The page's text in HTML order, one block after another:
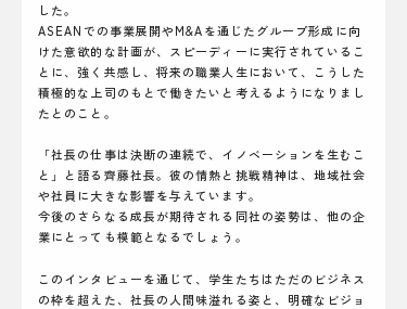
した。
ASEANでの事業展開やM&Aを通じたグループ形成に向
けた意欲的な計画が、スピーディーに実行されているこ
とに、強く共感し、将来の職業人生において、こうした
積極的な上司のもとで働きたいと考えるようになりまし
たとのこと。
「社長の仕事は決断の連続で、イノベーションを生むこ
と」と語る齊藤社長。彼の情熱と挑戦精神は、地域社会
や社員に大きな影響を与えています。
今後のさらなる成長が期待される同社の姿勢は、他の企
業にとっても模範となるでしょう。
このインタビューを通じて、学生たちはただのビジネス
の枠を超えた、社長の人間味溢れる姿と、明確なビジョ